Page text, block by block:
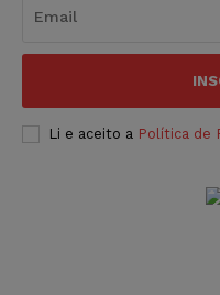
Li e aceito a Política de